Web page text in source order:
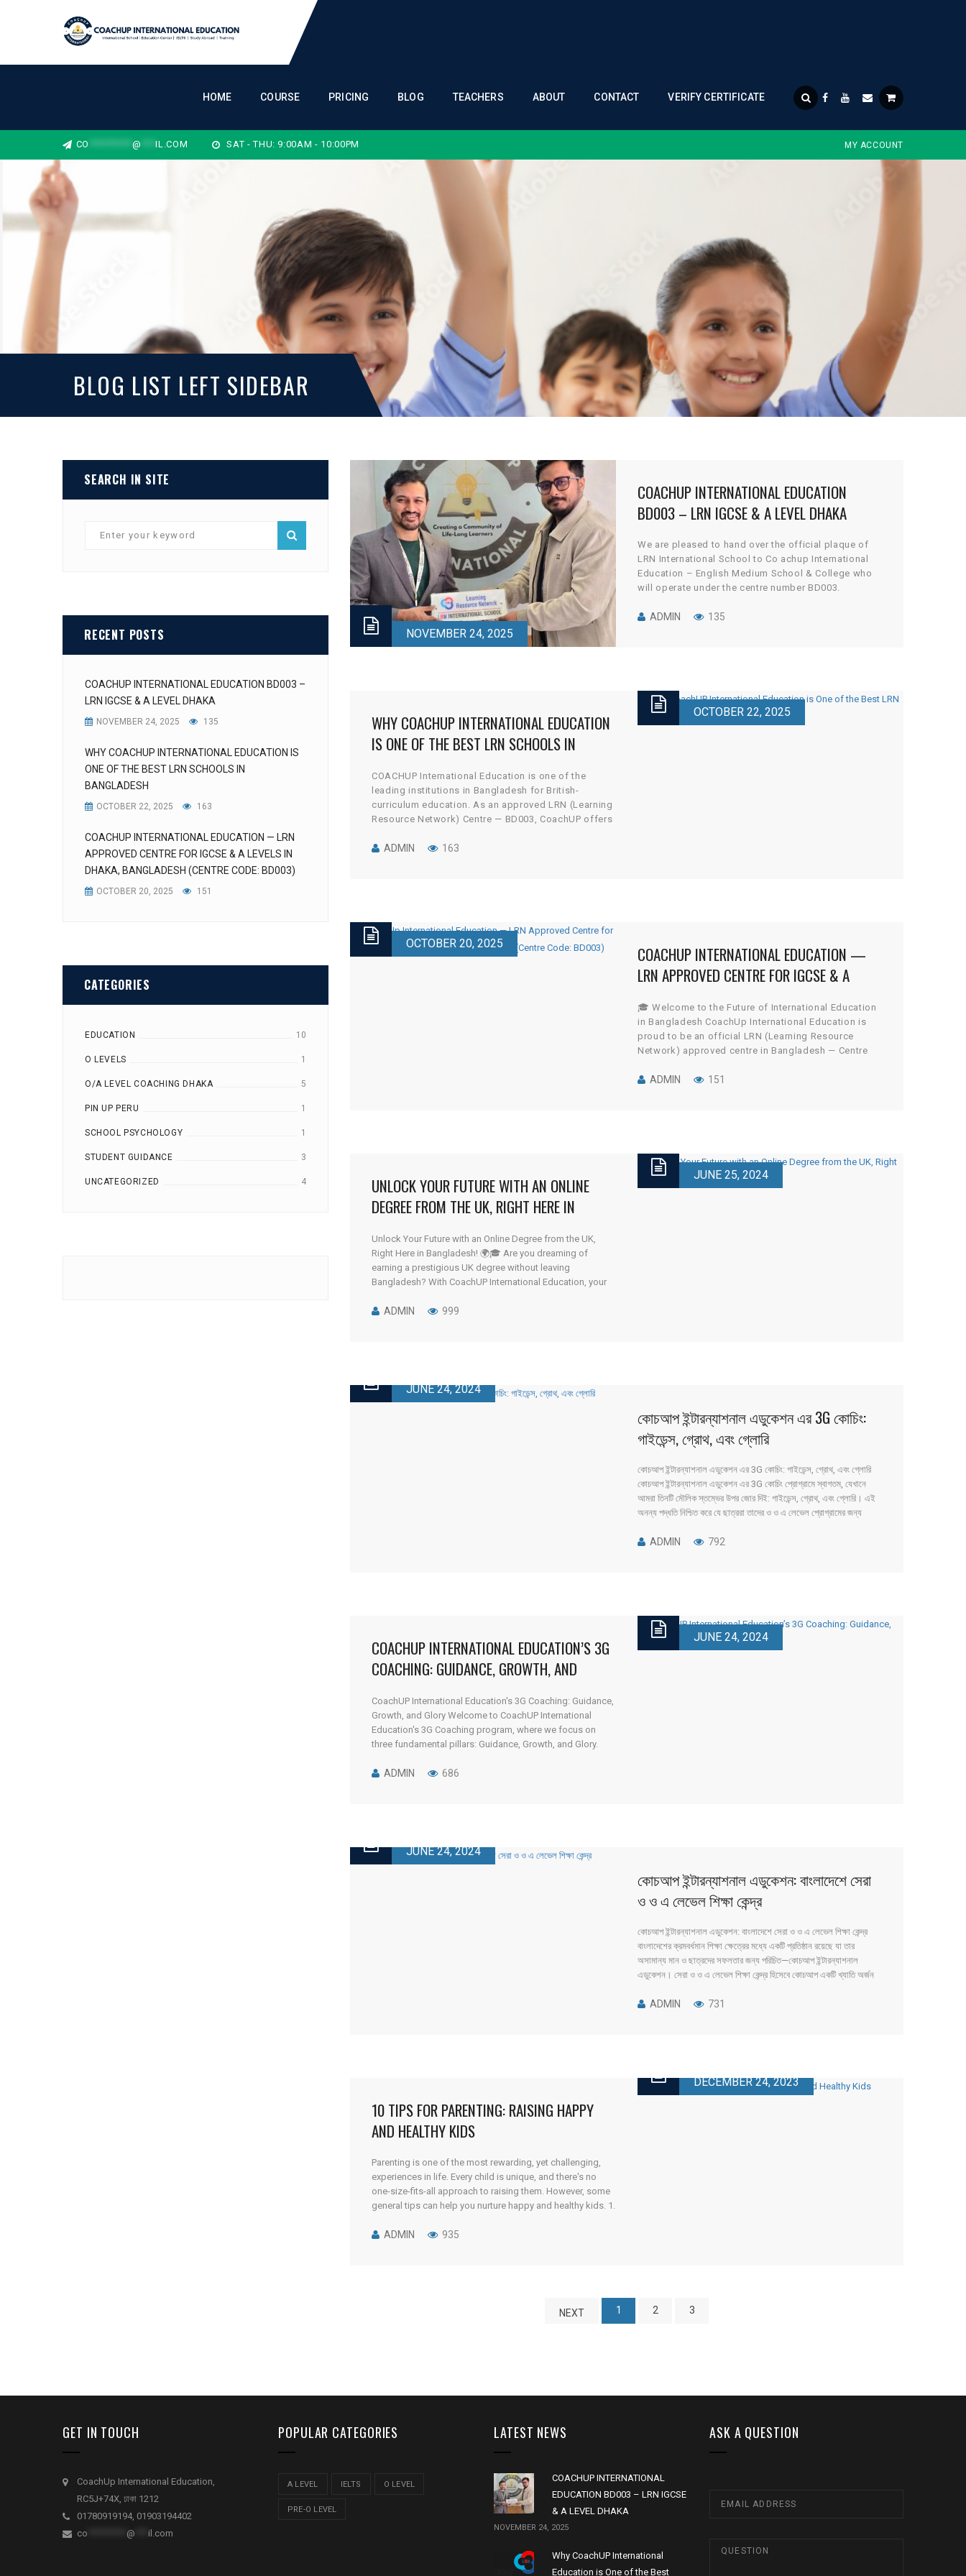
HOME COURSE PRICING BLOG TEACHERS ABOUT CONTACT VERIFY CERTIFICATE
CO @ ***IL.COM SAT - THU: 9:00AM - 10:00PM MY ACCOUNT
BLOG LIST LEFT SIDEBAR
SEARCH IN SITE
RECENT POSTS
COACHUP INTERNATIONAL EDUCATION BD003 –
LRN IGCSE & A LEVEL DHAKA
NOVEMBER 24, 2025 135
WHY COACHUP INTERNATIONAL EDUCATION IS
ONE OF THE BEST LRN SCHOOLS IN
BANGLADESH
OCTOBER 22, 2025 163
COACHUP INTERNATIONAL EDUCATION — LRN
APPROVED CENTRE FOR IGCSE & A LEVELS IN
DHAKA, BANGLADESH (CENTRE CODE: BD003)
OCTOBER 20, 2025 151
CATEGORIES
EDUCATION 10
O LEVELS 1
O/A LEVEL COACHING DHAKA 5
PIN UP PERU 1
SCHOOL PSYCHOLOGY 1
STUDENT GUIDANCE 3
UNCATEGORIZED 4
NOVEMBER 24, 2025
COACHUP INTERNATIONAL EDUCATION
BD003 – LRN IGCSE & A LEVEL DHAKA
We are pleased to hand over the official plaque of
LRN International School to Co achup International
Education – English Medium School & College who
will operate under the centre number BD003.
partnership and remains fully committed to
ADMIN 135
OCTOBER 22, 2025
WHY COACHUP INTERNATIONAL EDUCATION
IS ONE OF THE BEST LRN SCHOOLS IN
COACHUP International Education is one of the
leading institutions in Bangladesh for British-
curriculum education. As an approved LRN (Learning
Resource Network) Centre — BD003, CoachUP offers
Dhaka, providing students with a strong foundation
ADMIN 163
OCTOBER 20, 2025
COACHUP INTERNATIONAL EDUCATION —
LRN APPROVED CENTRE FOR IGCSE & A
CODE: BD003)
🎓 Welcome to the Future of International Education
in Bangladesh CoachUp International Education is
proud to be an official LRN (Learning Resource
Network) approved centre in Bangladesh — Centre
provide world-class British education through IGCSE
ADMIN 151
JUNE 25, 2024
UNLOCK YOUR FUTURE WITH AN ONLINE
DEGREE FROM THE UK, RIGHT HERE IN
Unlock Your Future with an Online Degree from the UK,
Right Here in Bangladesh! 🌍🎓 Are you dreaming of
earning a prestigious UK degree without leaving
Bangladesh? With CoachUP International Education, your
International Education? 🔹 Flexible Learning: Complete
ADMIN 999
JUNE 24, 2024
কোচআপ ইন্টারন্যাশনাল এডুকেশন এর 3G কোচিং:
গাইডেন্স, গ্রোথ, এবং গ্লোরি
কোচআপ ইন্টারন্যাশনাল এডুকেশন এর 3G কোচিং: গাইডেন্স, গ্রোথ, এবং গ্লোরি
কোচআপ ইন্টারন্যাশনাল এডুকেশন এর 3G কোচিং প্রোগ্রামে স্বাগতম, যেখানে
আমরা তিনটি মৌলিক স্তম্ভের উপর জোর দিই: গাইডেন্স, গ্রোথ, এবং গ্লোরি। এই
অনন্য পদ্ধতি নিশ্চিত করে যে ছাত্ররা তাদের ও ও এ লেভেল প্রোগ্রামের জন্য
[...] ADMIN 792
JUNE 24, 2024
COACHUP INTERNATIONAL EDUCATION’S 3G
COACHING: GUIDANCE, GROWTH, AND
CoachUP International Education's 3G Coaching: Guidance,
Growth, and Glory Welcome to CoachUP International
Education's 3G Coaching program, where we focus on
three fundamental pillars: Guidance, Growth, and Glory.
highest quality education and support for their O & A Level
ADMIN 686
JUNE 24, 2024
কোচআপ ইন্টারন্যাশনাল এডুকেশন: বাংলাদেশে সেরা
ও ও এ লেভেল শিক্ষা কেন্দ্র
কোচআপ ইন্টারন্যাশনাল এডুকেশন: বাংলাদেশে সেরা ও ও এ লেভেল শিক্ষা কেন্দ্র
বাংলাদেশের ক্রমবর্ধমান শিক্ষা ক্ষেত্রের মধ্যে একটি প্রতিষ্ঠান রয়েছে যা তার
অসামান্য মান ও ছাত্রদের সফলতার জন্য পরিচিত—কোচআপ ইন্টারন্যাশনাল
এডুকেশন। সেরা ও ও এ লেভেল শিক্ষা কেন্দ্র হিসেবে কোচআপ একটি খ্যাতি অর্জন
প্রতিশ্রুতির মাধ্যমে। [...]
ADMIN 731
DECEMBER 24, 2023
10 TIPS FOR PARENTING: RAISING HAPPY
AND HEALTHY KIDS
Parenting is one of the most rewarding, yet challenging,
experiences in life. Every child is unique, and there's no
one-size-fits-all approach to raising them. However, some
general tips can help you nurture happy and healthy kids. 1.
thing you can do for your child is [...]
ADMIN 935
NEXT 1 2 3
GET IN TOUCH
CoachUp International Education,
RC5J+74X, ঢাকা 1212
01780919194, 01903194402
co
@ il.com
POPULAR CATEGORIES
A LEVEL IELTS O LEVEL
PRE-O LEVEL
LATEST NEWS
COACHUP INTERNATIONAL
EDUCATION BD003 – LRN IGCSE
& A LEVEL DHAKA
NOVEMBER 24, 2025
Why CoachUP International
Education is One of the Best
ASK A QUESTION